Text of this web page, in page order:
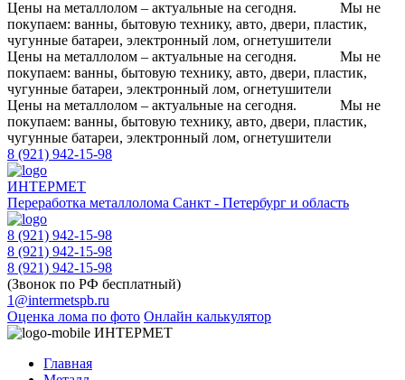
Цены на металлолом – актуальные на сегодня.
Мы не
покупаем: ванны, бытовую технику, авто, двери, пластик,
чугунные батареи, электронный лом, огнетушители
Цены на металлолом – актуальные на сегодня.
Мы не
покупаем: ванны, бытовую технику, авто, двери, пластик,
чугунные батареи, электронный лом, огнетушители
Цены на металлолом – актуальные на сегодня.
Мы не
покупаем: ванны, бытовую технику, авто, двери, пластик,
чугунные батареи, электронный лом, огнетушители
8 (921) 942-15-98
ИНТЕРМЕТ
Переработка металлолома Санкт - Петербург и область
8 (921) 942-15-98
8 (921) 942-15-98
8 (921) 942-15-98
(Звонок по РФ бесплатный)
1@intermetspb.ru
Оценка лома по фото Онлайн калькулятор
ИНТЕРМЕТ
Главная